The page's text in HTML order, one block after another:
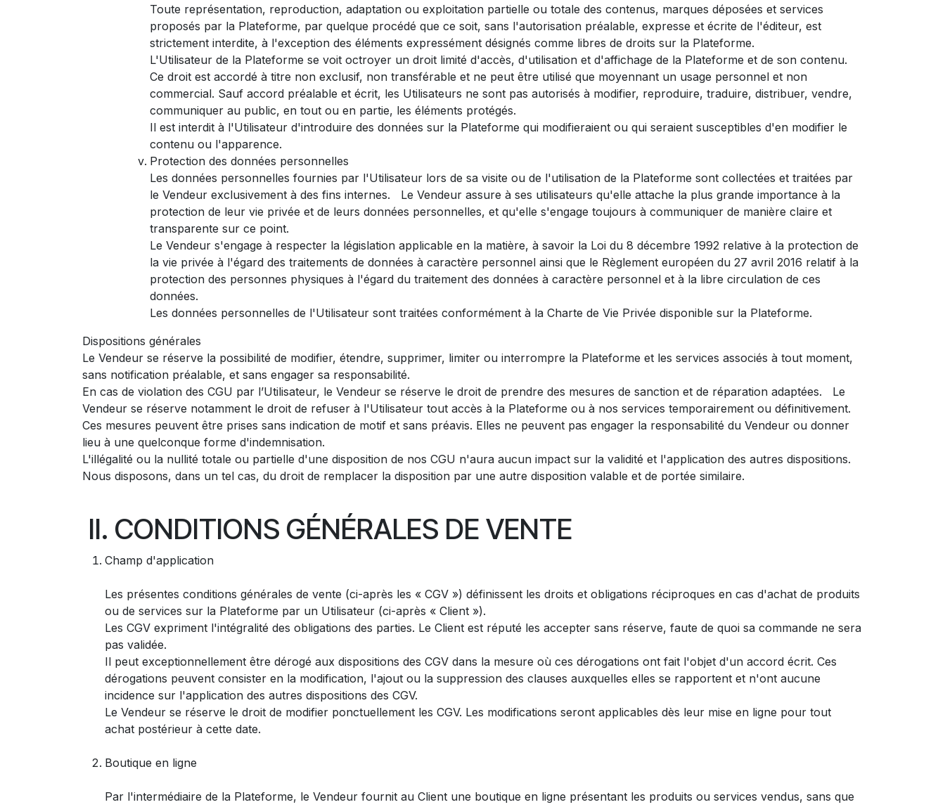
Toute représentation, reproduction, adaptation ou exploitation partielle ou totale des contenus, marques déposées et services
proposés par la Plateforme, par quelque procédé que ce soit, sans l'autorisation préalable, expresse et écrite de l'éditeur, est
strictement interdite, à l'exception des éléments expressément désignés comme libres de droits sur la Plateforme.
L'Utilisateur de la Plateforme se voit octroyer un droit limité d'accès, d'utilisation et d'affichage de la Plateforme et de son contenu.
Ce droit est accordé à titre non exclusif, non transférable et ne peut être utilisé que moyennant un usage personnel et non
commercial. Sauf accord préalable et écrit, les Utilisateurs ne sont pas autorisés à modifier, reproduire, traduire, distribuer, vendre,
communiquer au public, en tout ou en partie, les éléments protégés.
Il est interdit à l'Utilisateur d'introduire des données sur la Plateforme qui modifieraient ou qui seraient susceptibles d'en modifier le
contenu ou l'apparence.
Protection des données personnelles
Les données personnelles fournies par l'Utilisateur lors de sa visite ou de l'utilisation de la Plateforme sont collectées et traitées par
le Vendeur exclusivement à des fins internes. Le Vendeur assure à ses utilisateurs qu'elle attache la plus grande importance à la
protection de leur vie privée et de leurs données personnelles, et qu'elle s'engage toujours à communiquer de manière claire et
transparente sur ce point.
Le Vendeur s'engage à respecter la législation applicable en la matière, à savoir la Loi du 8 décembre 1992 relative à la protection de
la vie privée à l'égard des traitements de données à caractère personnel ainsi que le Règlement européen du 27 avril 2016 relatif à la
protection des personnes physiques à l'égard du traitement des données à caractère personnel et à la libre circulation de ces
données.
Les données personnelles de l'Utilisateur sont traitées conformément à la Charte de Vie Privée disponible sur la Plateforme.
Dispositions générales
Le Vendeur se réserve la possibilité de modifier, étendre, supprimer, limiter ou interrompre la Plateforme et les services associés à tout moment,
sans notification préalable, et sans engager sa responsabilité.
En cas de violation des CGU par l’Utilisateur, le Vendeur se réserve le droit de prendre des mesures de sanction et de réparation adaptées. Le
Vendeur se réserve notamment le droit de refuser à l'Utilisateur tout accès à la Plateforme ou à nos services temporairement ou définitivement.
Ces mesures peuvent être prises sans indication de motif et sans préavis. Elles ne peuvent pas engager la responsabilité du Vendeur ou donner
lieu à une quelconque forme d'indemnisation.
L'illégalité ou la nullité totale ou partielle d'une disposition de nos CGU n'aura aucun impact sur la validité et l'application des autres dispositions.
Nous disposons, dans un tel cas, du droit de remplacer la disposition par une autre disposition valable et de portée similaire.
II. CONDITIONS GÉNÉRALES DE VENTE
Champ d'application
Les présentes conditions générales de vente (ci-après les « CGV ») définissent les droits et obligations réciproques en cas d'achat de produits
ou de services sur la Plateforme par un Utilisateur (ci-après « Client »).
Les CGV expriment l'intégralité des obligations des parties. Le Client est réputé les accepter sans réserve, faute de quoi sa commande ne sera
pas validée.
Il peut exceptionnellement être dérogé aux dispositions des CGV dans la mesure où ces dérogations ont fait l'objet d'un accord écrit. Ces
dérogations peuvent consister en la modification, l'ajout ou la suppression des clauses auxquelles elles se rapportent et n'ont aucune
incidence sur l'application des autres dispositions des CGV.
Le Vendeur se réserve le droit de modifier ponctuellement les CGV. Les modifications seront applicables dès leur mise en ligne pour tout
achat postérieur à cette date.
Boutique en ligne
Par l'intermédiaire de la Plateforme, le Vendeur fournit au Client une boutique en ligne présentant les produits ou services vendus, sans que